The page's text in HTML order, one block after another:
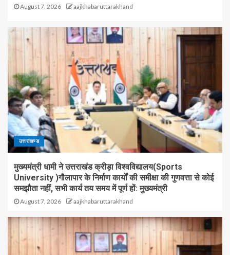
August 7, 2026 aajkhabaruttarakhand
उत्तराखण्ड
मुख्यमंत्री धामी ने उत्तराखंड क्रीड़ा विश्वविद्यालय(Sports
University )गौलापार के निर्माण कार्यों की समीक्षा की गुणवत्ता से कोई
समझौता नहीं, सभी कार्य तय समय में पूर्ण हों: मुख्यमंत्री
August 7, 2026 aajkhabaruttarakhand